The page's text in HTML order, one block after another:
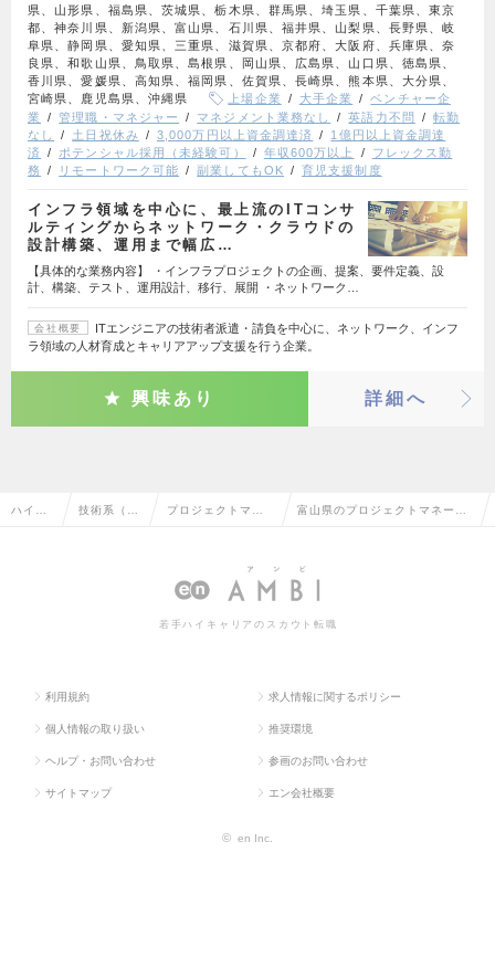
県、山形県、福島県、茨城県、栃木県、群馬県、埼玉県、千葉県、東京
都、神奈川県、新潟県、富山県、石川県、福井県、山梨県、長野県、岐
阜県、静岡県、愛知県、三重県、滋賀県、京都府、大阪府、兵庫県、奈
良県、和歌山県、鳥取県、島根県、岡山県、広島県、山口県、徳島県、
香川県、愛媛県、高知県、福岡県、佐賀県、長崎県、熊本県、大分県、
宮崎県、鹿児島県、沖縄県
上場企業 大手企業
ベンチャー企
業
管理職・マネジャー マネジメント業務なし 英語力不問
転勤
なし
土日祝休み 3,000万円以上資金調達済
1億円以上資金調達
済
ポテンシャル採用（未経験可） 年収600万以上
フレックス勤
務
リモートワーク可能 副業してもOK 育児支援制度
インフラ領域を中心に、最上流のITコンサ
ルティングからネットワーク・クラウドの
設計構築、運用まで幅広…
【具体的な業務内容】 ・インフラプロジェクトの企画、提案、要件定義、設
計、構築、テスト、運用設計、移行、展開 ・ネットワーク…
会社概要
ITエンジニアの技術者派遣・請負を中心に、ネットワーク、インフ
ラ領域の人材育成とキャリアアップ支援を行う企業。
興味あり 詳細へ
ハイク 技術系（I プロジェクトマネ
オープン系）
富山県のプロジェクトマネージ
職・求人情報一覧
若手ハイキャリアのスカウト転職
利用規約 求人情報に関するポリシー
個人情報の取り扱い 推奨環境
ヘルプ・お問い合わせ 参画のお問い合わせ
サイトマップ エン会社概要
© en Inc.